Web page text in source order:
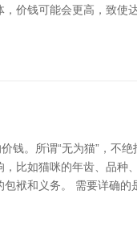
价钱可能会更高，致使
钱。所谓“无为猫”，
比如猫咪的年齿、品
袱和义务。 需要详确的